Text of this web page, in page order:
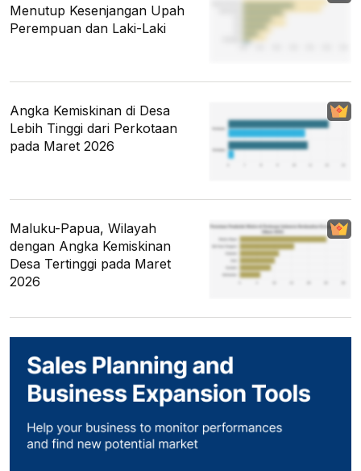
Menutup Kesenjangan Upah
Perempuan dan Laki-Laki
Angka Kemiskinan di Desa
Lebih Tinggi dari Perkotaan
pada Maret 2026
Maluku-Papua, Wilayah
dengan Angka Kemiskinan
Desa Tertinggi pada Maret
2026